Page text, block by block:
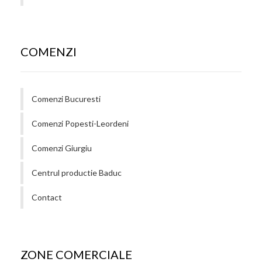
COMENZI
Comenzi Bucuresti
Comenzi Popesti-Leordeni
Comenzi Giurgiu
Centrul productie Baduc
Contact
ZONE COMERCIALE